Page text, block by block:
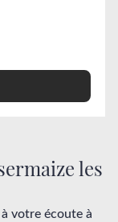
les
à votre écoute à